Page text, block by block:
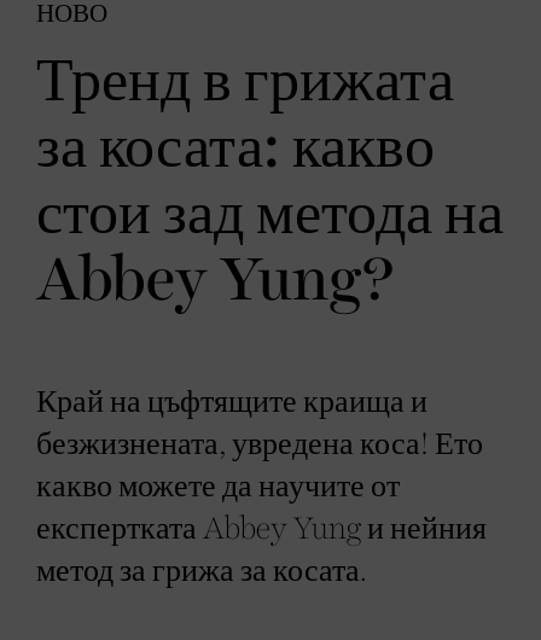
НОВО
Тренд в грижата
за косата: какво
стои зад метода на
Abbey Yung?
Край на цъфтящите краища и
безжизнената, увредена коса! Ето
какво можете да научите от
експертката Abbey Yung и нейния
метод за грижа за косата.